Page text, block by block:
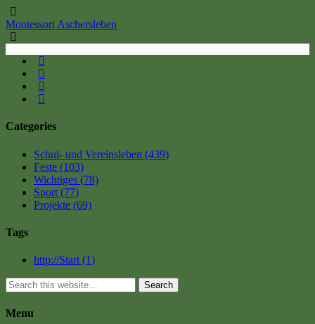
Montessori Aschersleben
Categories
Schul- und Vereinsleben (439)
Feste (103)
Wichtiges (78)
Sport (77)
Projekte (69)
Tags
http://Start (1)
Search
Menu